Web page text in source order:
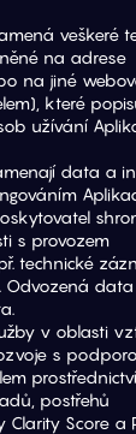
veškeré
na adrese
na jiné
které
užívání
data a
s provozem
technické
Odvozená data
v oblasti
s
postřehů
Clarity Score a